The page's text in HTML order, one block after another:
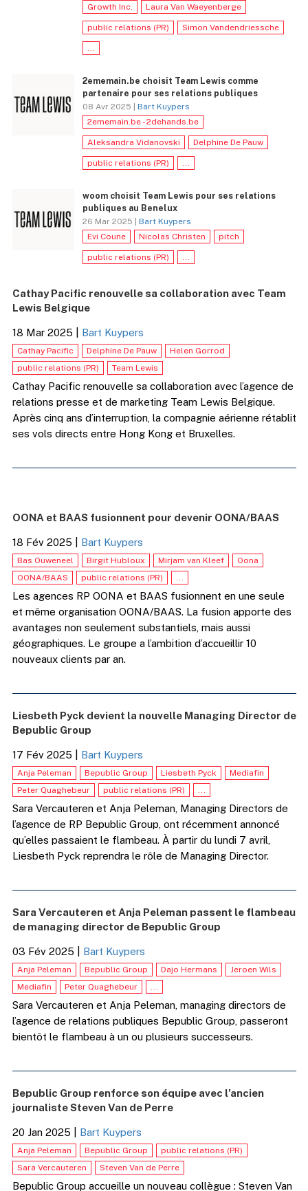
Growth Inc.
Laura Van Waeyenberge
public relations (PR) Simon Vandendriessche
2ememain.be choisit Team Lewis comme
partenaire pour ses relations publiques
08 Avr 2025 | Bart Kuypers
2ememain.be - 2dehands.be
Aleksandra Vidanovski Delphine De Pauw
public relations (PR)
woom choisit Team Lewis pour ses relations
publiques au Benelux
26 Mar 2025 | Bart Kuypers
Evi Coune
Nicolas Christen pitch
public relations (PR)
Cathay Pacific renouvelle sa collaboration avec Team
Lewis Belgique
18 Mar 2025 Bart Kuypers
Cathay Pacific Delphine De Pauw
Helen Gorrod
public relations (PR)
Team Lewis
Cathay Pacific renouvelle sa collaboration avec l’agence de
relations presse et de marketing Team Lewis Belgique.
Après cinq ans d’interruption, la compagnie aérienne rétablit
ses vols directs entre Hong Kong et Bruxelles.
OONA et BAAS fusionnent pour devenir OONA/BAAS
18 Fév 2025 Bart Kuypers
Bas Ouweneel Birgit Hubloux Mirjam van Kleef
Oona
OONA/BAAS
public relations (PR) ...
Les agences RP OONA et BAAS fusionnent en une seule
et même organisation OONA/BAAS. La fusion apporte des
avantages non seulement substantiels, mais aussi
géographiques. Le groupe a l’ambition d’accueillir 10
nouveaux clients par an.
Liesbeth Pyck devient la nouvelle Managing Director de
Bepublic Group
17 Fév 2025 Bart Kuypers
Anja Peleman Bepublic Group Liesbeth Pyck
Mediafin
Peter Quaghebeur
public relations (PR) ...
Sara Vercauteren et Anja Peleman, Managing Directors de
l’agence de RP Bepublic Group, ont récemment annoncé
qu’elles passaient le flambeau. À partir du lundi 7 avril,
Liesbeth Pyck reprendra le rôle de Managing Director.
Sara Vercauteren et Anja Peleman passent le flambeau
de managing director de Bepublic Group
03 Fév 2025 Bart Kuypers
Anja Peleman Bepublic Group Dajo Hermans
Jeroen Wils
Mediafin
Peter Quaghebeur ...
Sara Vercauteren et Anja Peleman, managing directors de
l’agence de relations publiques Bepublic Group, passeront
bientôt le flambeau à un ou plusieurs successeurs.
Bepublic Group renforce son équipe avec l’ancien
journaliste Steven Van de Perre
20 Jan 2025 Bart Kuypers
Anja Peleman Bepublic Group
public relations (PR)
Sara Vercauteren
Steven Van de Perre
Bepublic Group accueille un nouveau collègue : Steven Van